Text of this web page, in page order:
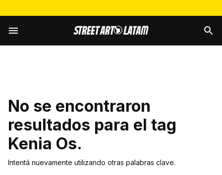
No se encontraron
resultados para el tag
Kenia Os.
Intentá nuevamente utilizando otras palabras clave.